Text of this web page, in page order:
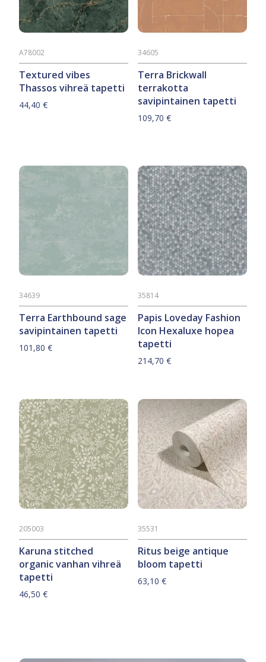
Textured vibes
Thassos vihreä tapetti
A78002
44,40 €
Terra Brickwall
terrakotta
savipintainen tapetti
34605
109,70 €
Terra Earthbound sage
savipintainen tapetti
34639
101,80 €
Papis Loveday Fashion
Icon Hexaluxe hopea
tapetti
35814
214,70 €
Karuna stitched
organic vanhan vihreä
tapetti
205003
46,50 €
Ritus beige antique
bloom tapetti
35531
63,10 €